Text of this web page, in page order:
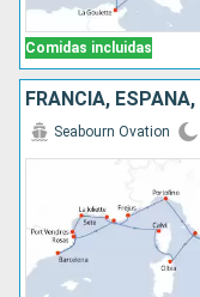
Comidas incluidas
FRANCIA,
Seabourn Ovation